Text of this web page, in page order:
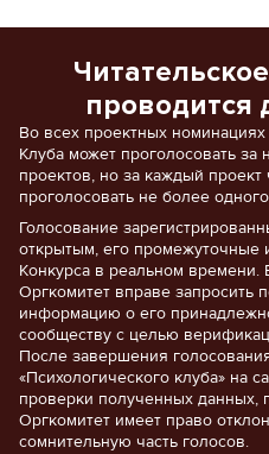
проводится
Во всех проектных
Клуба может проголосовать за
проектов, но за каждый
проголосовать не более
Голосование
открытым, его промежуточные
Конкурса в реальном времени.
Оргкомитет вправе запросить
информацию о его
сообществу с целью
После завершения
«Психологического клуба» на
проверки полученных данных,
Оргкомитет имеет право
сомнительную часть голосов.